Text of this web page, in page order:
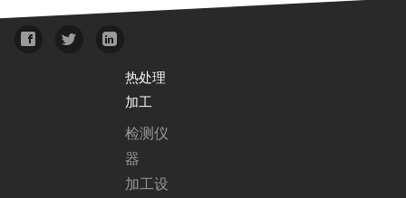
热处理
加工
检测仪
器
加工设